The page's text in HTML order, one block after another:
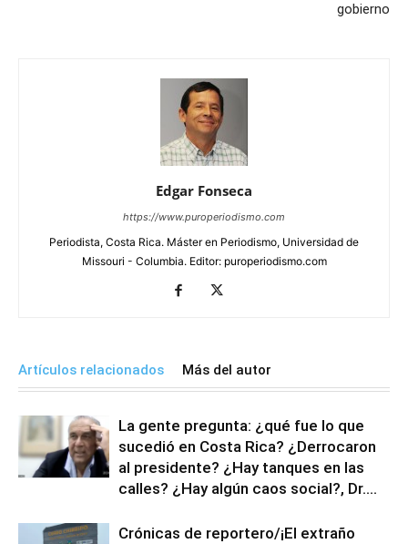
gobierno
Edgar Fonseca
https://www.puroperiodismo.com
Periodista, Costa Rica. Máster en Periodismo, Universidad de
Missouri - Columbia. Editor: puroperiodismo.com
Artículos relacionados Más del autor
La gente pregunta: ¿qué fue lo que
sucedió en Costa Rica? ¿Derrocaron
al presidente? ¿Hay tanques en las
calles? ¿Hay algún caos social?, Dr....
Crónicas de reportero/¡El extraño